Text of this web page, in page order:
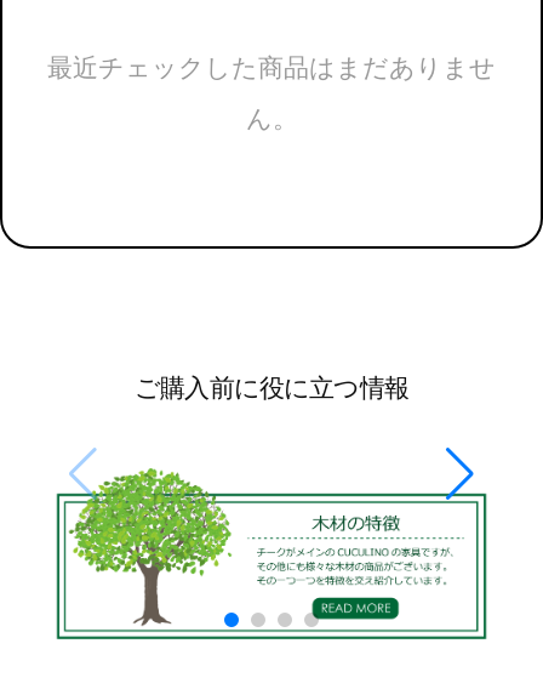
最近チェックした商品はまだありませ
ん。
ご購入前に役に立つ情報